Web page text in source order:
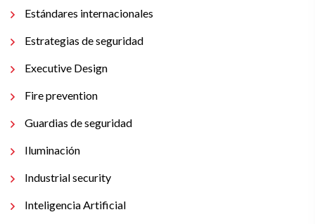
Estándares internacionales
Estrategias de seguridad
Executive Design
Fire prevention
Guardias de seguridad
Iluminación
Industrial security
Inteligencia Artificial